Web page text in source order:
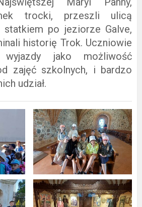
trocki, przeszli ulicą
statkiem po jeziorze Galve,
historię Trok. Uczniowie
jako możliwość
zajęć szkolnych, i bardzo
udział.